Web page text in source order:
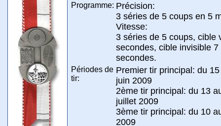
Programme: Précision:
3 séries de 5 coups en 5
Vitesse:
3 séries de 5 coups, cible
secondes, cible invisible 7
secondes.
Périodes de
tir:
Premier tir principal: du
juin 2009
2ème tir principal: du 13
juillet 2009
3ème tir principal: du 10
2009